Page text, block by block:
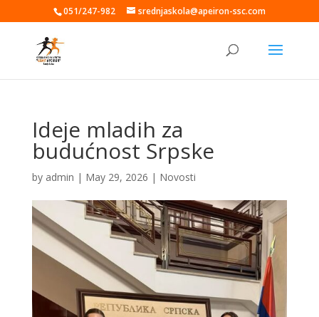
051/247-982 srednjaskola@apeiron-ssc.com
Ideje mladih za
budućnost Srpske
by admin | May 29, 2026 | Novosti